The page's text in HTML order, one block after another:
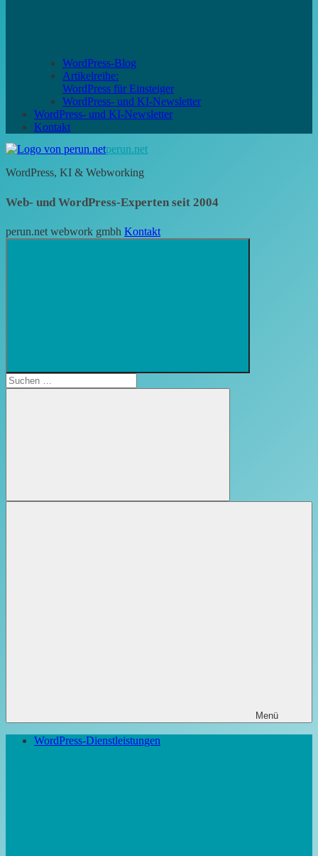
WordPress-Blog
Artikelreihe:
WordPress für Einsteiger
WordPress- und KI-Newsletter
WordPress- und KI-Newsletter
Kontakt
perun.net
WordPress, KI & Webworking
Web- und WordPress-Experten seit 2004
perun.net webwork gmbh Kontakt
öffnen
Suchen
nach:
Suchen
Menü
WordPress-Dienstleistungen